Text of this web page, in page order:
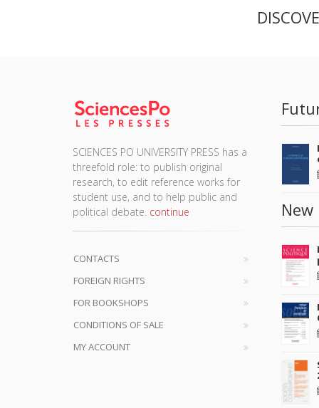
SCIENCES PO UNIVERSITY PRESS has a
threefold role: to publish original
research, to edit reference works for
student use, and to help public and
political debate. continue
CONTACTS
FOREIGN RIGHTS
FOR BOOKSHOPS
CONDITIONS OF SALE
MY ACCOUNT
New